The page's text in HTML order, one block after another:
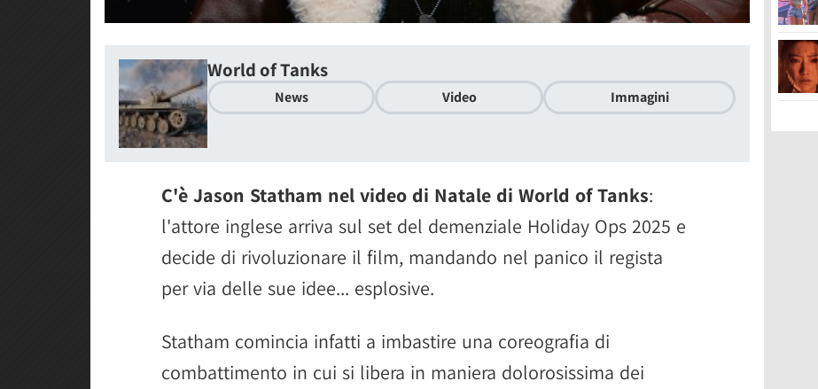
World of Tanks
News Video Immagini
C'è Jason Statham nel video di Natale di World of Tanks:
l'attore inglese arriva sul set del demenziale Holiday Ops 2025 e
decide di rivoluzionare il film, mandando nel panico il regista
per via delle sue idee... esplosive.
Statham comincia infatti a imbastire una coreografia di
combattimento in cui si libera in maniera dolorosissima dei